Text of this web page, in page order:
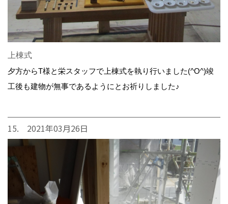
上棟式
夕方からT様と栄スタッフで上棟式を執り行いました(^O^)竣
工後も建物が無事であるようにとお祈りしました♪
15. 2021年03月26日